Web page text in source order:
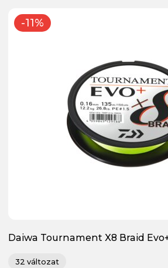
-11%
Daiwa Tournament X8 Braid
32 változat